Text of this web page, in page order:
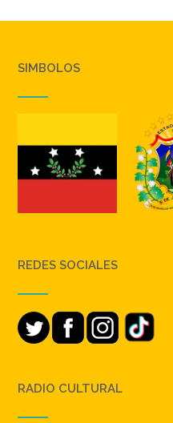
SIMBOLOS
REDES SOCIALES
RADIO CULTURAL